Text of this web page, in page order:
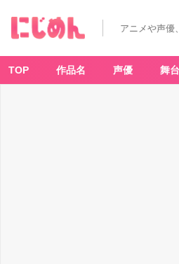
アニメや声優
TOP 作品名 声優 舞